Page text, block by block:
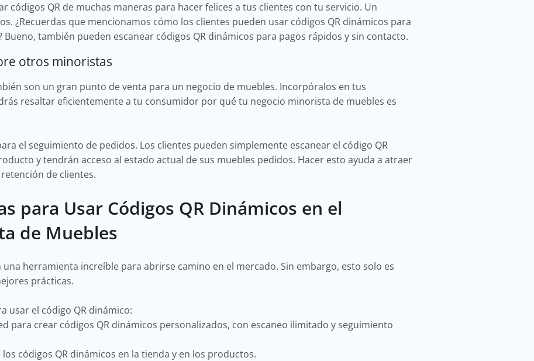
códigos QR de muchas maneras para hacer felices a tus clientes con tu servicio. Un
¿Recuerdas que mencionamos cómo los clientes pueden usar códigos QR dinámicos para
también pueden escanear códigos QR dinámicos para pagos rápidos y sin contacto.
otros minoristas
son un gran punto de venta para un negocio de muebles. Incorpóralos en tus
resaltar eficientemente a tu consumidor por qué tu negocio minorista de muebles es
el seguimiento de pedidos. Los clientes pueden simplemente escanear el código QR
y tendrán acceso al estado actual de sus muebles pedidos. Hacer esto ayuda a atraer
de clientes.
para Usar Códigos QR Dinámicos en el
de Muebles
una herramienta increíble para abrirse camino en el mercado. Sin embargo, esto solo es
prácticas.
usar el código QR dinámico:
para crear códigos QR dinámicos personalizados, con escaneo ilimitado y seguimiento
códigos QR dinámicos en la tienda y en los productos.